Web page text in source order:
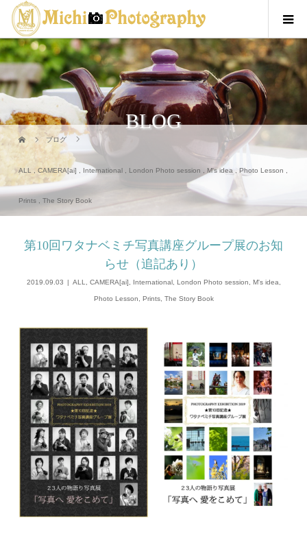
BLOG
ブログ
ALL ,CAMERA[ai] International London Photo session ,M's idea ,Photo Lesson
Prints ,The Story Book
第10回ワタナベミチ写真講座グループ展のお知
らせ（追記あり）
2019.09.03 ALL CAMERA[ai] International, London Photo session M's idea
Photo Lesson Prints, The Story Book